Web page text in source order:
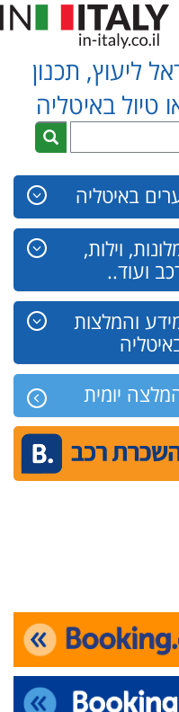
ליעוץ, תכנון
באיטליה
באיטליה
וילות,
ועוד..
והמלצות
יומית